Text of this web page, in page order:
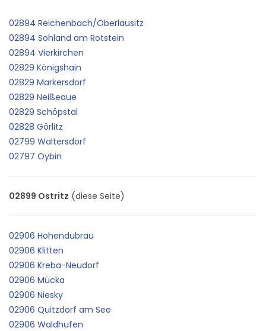
02894 Reichenbach/Oberlausitz
02894 Sohland am Rotstein
02894 Vierkirchen
02829 Königshain
02829 Markersdorf
02829 Neißeaue
02829 Schöpstal
02828 Görlitz
02799 Waltersdorf
02797 Oybin
02899 Ostritz (diese Seite)
02906 Hohendubrau
02906 Klitten
02906 Kreba-Neudorf
02906 Mücka
02906 Niesky
02906 Quitzdorf am See
02906 Waldhufen